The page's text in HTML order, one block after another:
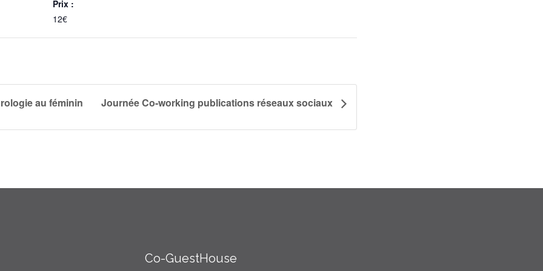
Prix :
12€
au féminin Journée Co-working publications réseaux sociaux
Co-GuestHouse